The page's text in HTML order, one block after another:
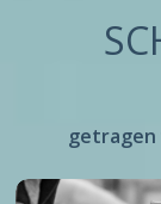
getragen